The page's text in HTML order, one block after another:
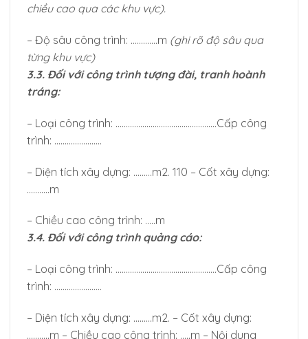
chiều cao qua các khu vực).
– Độ sâu công trình: ………….m (ghi rõ độ sâu qua
từng khu vực)
3.3. Đối với công trình tượng đài, tranh hoành
tráng:
– Loại công trình: ………………………………………….Cấp công
trình: …………………..
– Diện tích xây dựng: ………m2. 110 – Cốt xây dựng:
………..m
– Chiều cao công trình: …..m
3.4. Đối với công trình quảng cáo:
– Loại công trình: ………………………………………….Cấp công
trình: …………………..
– Diện tích xây dựng: ………m2. – Cốt xây dựng:
………..m – Chiều cao công trình: …..m – Nội dung